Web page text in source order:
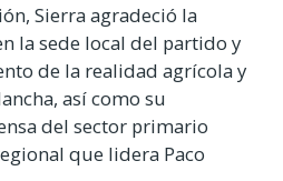
Sierra agradeció la
la sede local del partido y
de la realidad agrícola y
así como su
del sector primario
que lidera Paco